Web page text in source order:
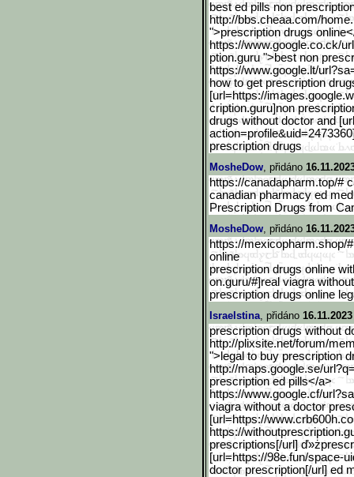
best ed pills non
http://bbs.cheaa.com/
">prescription drugs
https://www.google.co.ck/
ption.guru ">best non
https://www.google.lt/url
how to get prescription
[url=https://images.googl
cription.guru]non
drugs without doctor and
action=profile&uid
prescription drugs
MosheDow, přidáno
https://canadapharm.top/#
canadian pharmacy ed
Prescription Drugs from
MosheDow, přidáno
https://mexicopharm.shop/
online
prescription drugs online
on.guru/#]real viagra
prescription drugs online
Israelstina, přidáno
prescription drugs without
http://plixsite.net/forum/
">legal to buy prescription
http://maps.google.se/
prescription ed pills</a>
https://www.google.cf/url
viagra without a doctor
[url=https://www.crb600h.
https://
prescriptions[/url]
[url=https://98e.fun/space-
doctor prescription[/url] ed